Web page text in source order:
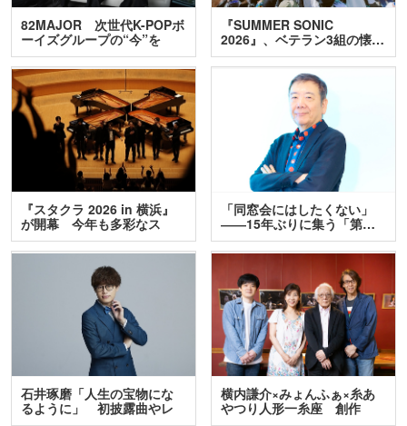
82MAJOR 次世代K-POPボ
ーイズグループの“今”を
訊…
『SUMMER SONIC
2026』、ベテラン3組の懐…
『スタクラ 2026 in 横浜』
が開幕 今年も多彩なス
テ…
「同窓会にはしたくない」
――15年ぶりに集う「第…
石井琢磨「人生の宝物にな
るように」 初披露曲やレ
ア…
横内謙介×みょんふぁ×糸あ
やつり人形一糸座 創作
人…